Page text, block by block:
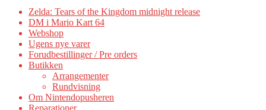
Zelda: Tears of the Kingdom midnight release
DM i Mario Kart 64
Webshop
Ugens nye varer
Forudbestillinger / Pre orders
Butikken
Arrangementer
Rundvisning
Om Nintendopusheren
Reparationer